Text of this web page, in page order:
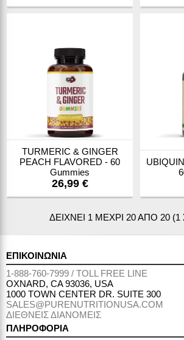
TURMERIC & GINGER
PEACH FLAVORED - 60
Gummies
26,99 €
ΔΕΙΧΝΕΙ 1 ΜΕΧΡΙ 20 ΑΠΟ 20 (1
ΕΠΙΚΟΙΝΩΝΙΑ
1-888-760-7999 / TOLL FREE LINE
OXNARD, CA 93036, USA
1000 TOWN CENTER DR. SUITE 300
SALES@PURENUTRITIONUSA.COM
ΔΙΕΘΝΕΙΣ ΔΙΑΝΟΜΕΙΣ
ΠΛΗΡΟΦΟΡΙΑ